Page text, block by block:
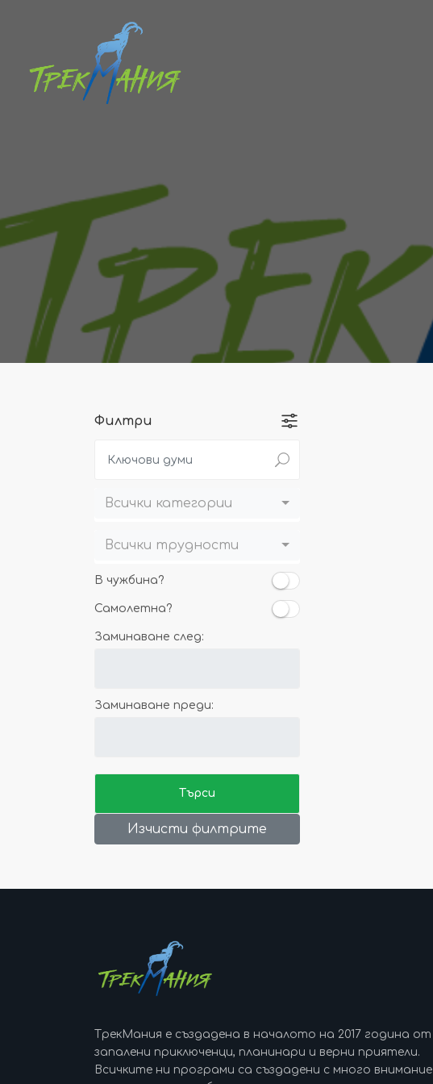
Филтри
Всички категории
Всички трудности
В чужбина?
Самолетна?
Заминаване след:
Заминаване преди:
Изчисти филтрите
ТрекМания е създадена в началото на 2017 година от
запалени приключенци, планинари и верни приятели.
Всичките ни програми са създадени с много внимание